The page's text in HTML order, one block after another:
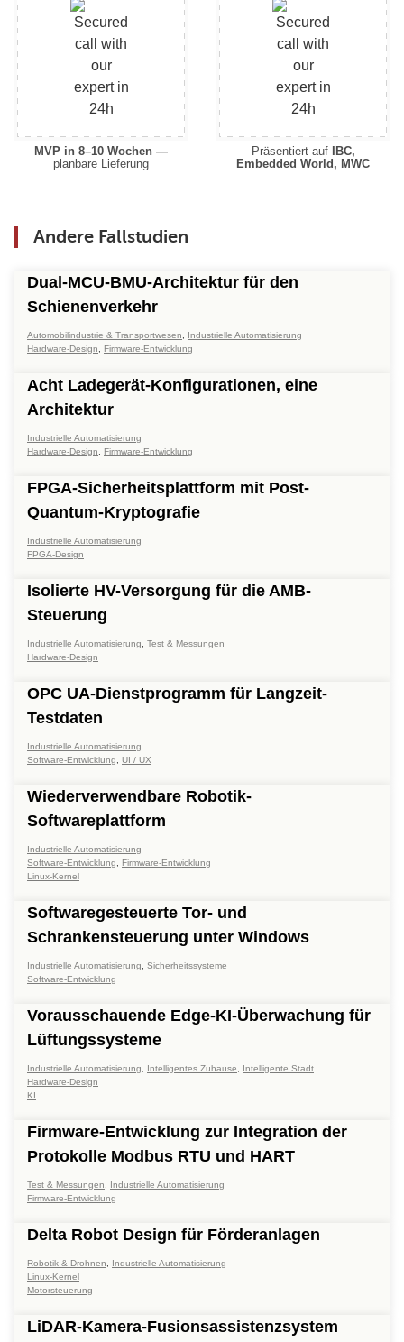
MVP in 8–10 Wochen —
planbare Lieferung
Präsentiert auf
IBC,
Embedded World, MWC
Andere Fallstudien
Dual-MCU-BMU-Architektur für den
Schienenverkehr
Automobilindustrie & Transportwesen
Industrielle Automatisierung
Hardware-Design
Firmware-Entwicklung
Acht Ladegerät-Konfigurationen, eine
Architektur
Industrielle Automatisierung
Hardware-Design
Firmware-Entwicklung
FPGA-Sicherheitsplattform mit Post-
Quantum-Kryptografie
Industrielle Automatisierung
FPGA-Design
Isolierte HV-Versorgung für die AMB-
Steuerung
Industrielle Automatisierung
Test & Messungen
Hardware-Design
OPC UA-Dienstprogramm für Langzeit-
Testdaten
Industrielle Automatisierung
Software-Entwicklung
UI / UX
Wiederverwendbare Robotik-
Softwareplattform
Industrielle Automatisierung
Software-Entwicklung
Firmware-Entwicklung
Linux-Kernel
Softwaregesteuerte Tor- und
Schrankensteuerung unter Windows
Industrielle Automatisierung
Sicherheitssysteme
Software-Entwicklung
Vorausschauende Edge-KI-Überwachung für
Lüftungssysteme
Industrielle Automatisierung Intelligentes Zuhause
Intelligente Stadt
Hardware-Design
KI
Firmware-Entwicklung zur Integration der
Protokolle Modbus RTU und HART
Test & Messungen
Industrielle Automatisierung
Firmware-Entwicklung
Delta Robot Design für Förderanlagen
Robotik & Drohnen
Industrielle Automatisierung
Linux-Kernel
Motorsteuerung
LiDAR-Kamera-Fusionsassistenzsystem